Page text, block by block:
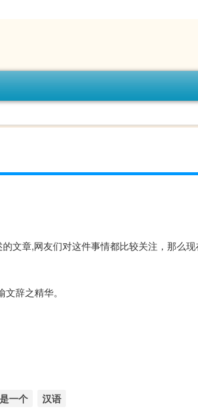
文章,网友们对这件事情都比较关注，那么
辞之精华。
是一个 汉语